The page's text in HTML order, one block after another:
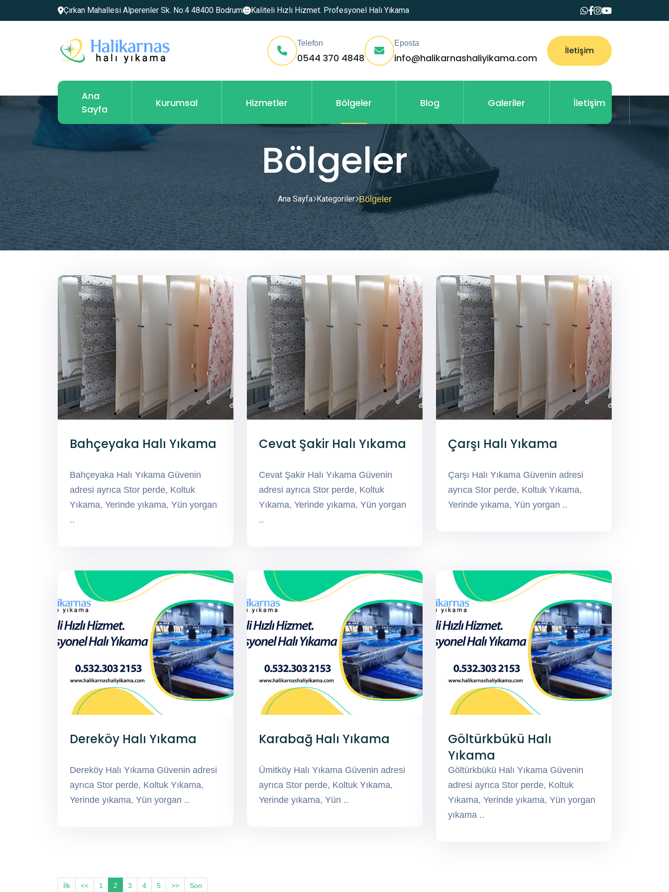
Çırkan Mahallesi Alperenler Sk. No:4 48400 Bodrum Kaliteli Hızlı Hizmet. Profesyonel Halı Yıkama
Telefon
0544 370 4848
Eposta
info@halikarnashaliyikama.com
İletişim
Ana
Sayfa
Kurumsal Hizmetler Bölgeler Blog Galeriler İletişim
Bölgeler
Ana Sayfa Kategoriler Bölgeler
Bahçeyaka Halı Yıkama
Bahçeyaka Halı Yıkama Güvenin
adresi ayrıca Stor perde, Koltuk
Yıkama, Yerinde yıkama, Yün yorgan
..
Cevat Şakir Halı Yıkama
Cevat Şakir Halı Yıkama Güvenin
adresi ayrıca Stor perde, Koltuk
Yıkama, Yerinde yıkama, Yün yorgan
..
Çarşı Halı Yıkama
Çarşı Halı Yıkama Güvenin adresi
ayrıca Stor perde, Koltuk Yıkama,
Yerinde yıkama, Yün yorgan ..
Dereköy Halı Yıkama
Dereköy Halı Yıkama Güvenin adresi
ayrıca Stor perde, Koltuk Yıkama,
Yerinde yıkama, Yün yorgan ..
Karabağ Halı Yıkama
Ümitköy Halı Yıkama Güvenin adresi
ayrıca Stor perde, Koltuk Yıkama,
Yerinde yıkama, Yün ..
Göltürkbükü Halı
Yıkama
Göltürkbükü Halı Yıkama Güvenin
adresi ayrıca Stor perde, Koltuk
Yıkama, Yerinde yıkama, Yün yorgan
yıkama ..
İlk << 1 2 3 4 5 >> Son